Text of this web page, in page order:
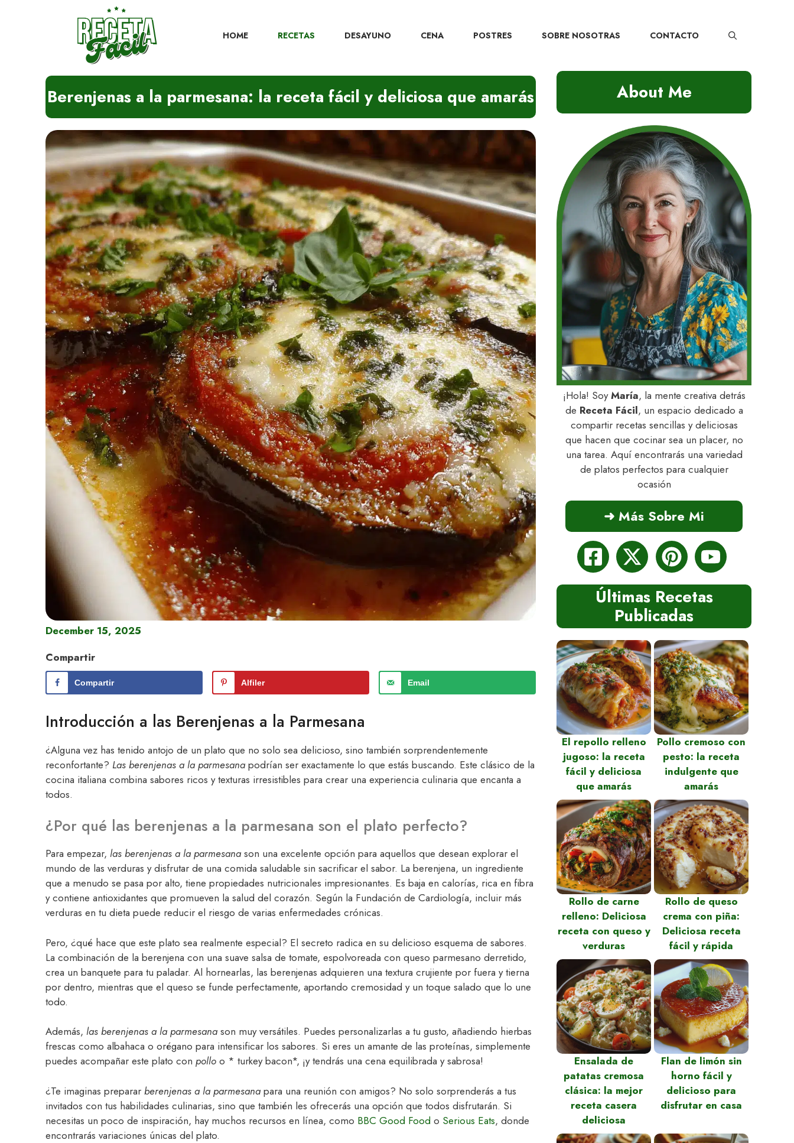
HOME RECETAS DESAYUNO CENA POSTRES SOBRE NOSOTRAS CONTACTO
Berenjenas a la parmesana: la receta fácil y deliciosa que amarás
December 15, 2025
Compartir
Compartir Alfiler Email
Introducción a las Berenjenas a la Parmesana
¿Alguna vez has tenido antojo de un plato que no solo sea delicioso, sino también sorprendentemente
reconfortante? Las berenjenas a la parmesana podrían ser exactamente lo que estás buscando. Este clásico de la
cocina italiana combina sabores ricos y texturas irresistibles para crear una experiencia culinaria que encanta a
todos.
¿Por qué las berenjenas a la parmesana son el plato perfecto?
Para empezar, las berenjenas a la parmesana son una excelente opción para aquellos que desean explorar el
mundo de las verduras y disfrutar de una comida saludable sin sacrificar el sabor. La berenjena, un ingrediente
que a menudo se pasa por alto, tiene propiedades nutricionales impresionantes. Es baja en calorías, rica en fibra
y contiene antioxidantes que promueven la salud del corazón. Según la Fundación de Cardiología, incluir más
verduras en tu dieta puede reducir el riesgo de varias enfermedades crónicas.
Pero, ¿qué hace que este plato sea realmente especial? El secreto radica en su delicioso esquema de sabores.
La combinación de la berenjena con una suave salsa de tomate, espolvoreada con queso parmesano derretido,
crea un banquete para tu paladar. Al hornearlas, las berenjenas adquieren una textura crujiente por fuera y tierna
por dentro, mientras que el queso se funde perfectamente, aportando cremosidad y un toque salado que lo une
todo.
Además, las berenjenas a la parmesana son muy versátiles. Puedes personalizarlas a tu gusto, añadiendo hierbas
frescas como albahaca o orégano para intensificar los sabores. Si eres un amante de las proteínas, simplemente
puedes acompañar este plato con pollo o * turkey bacon*, ¡y tendrás una cena equilibrada y sabrosa!
¿Te imaginas preparar berenjenas a la parmesana para una reunión con amigos? No solo sorprenderás a tus
invitados con tus habilidades culinarias, sino que también les ofrecerás una opción que todos disfrutarán. Si
necesitas un poco de inspiración, hay muchos recursos en línea, como BBC Good Food o Serious Eats, donde
encontrarás variaciones únicas del plato.
About Me
¡Hola! SoyMaría, la mente creativa detrás
de Receta Fácil, un espacio dedicado a
compartir recetas sencillas y deliciosas
que hacen que cocinar sea un placer, no
una tarea. Aquí encontrarás una variedad
de platos perfectos para cualquier
ocasión
➜ Más Sobre Mi
Últimas Recetas
Publicadas
El repollo relleno
jugoso: la receta
fácil y deliciosa
que amarás
Pollo cremoso con
pesto: la receta
indulgente que
amarás
Rollo de carne
relleno: Deliciosa
receta con queso y
verduras
Rollo de queso
crema con piña:
Deliciosa receta
fácil y rápida
Ensalada de
patatas cremosa
clásica: la mejor
receta casera
deliciosa
Flan de limón sin
horno fácil y
delicioso para
disfrutar en casa